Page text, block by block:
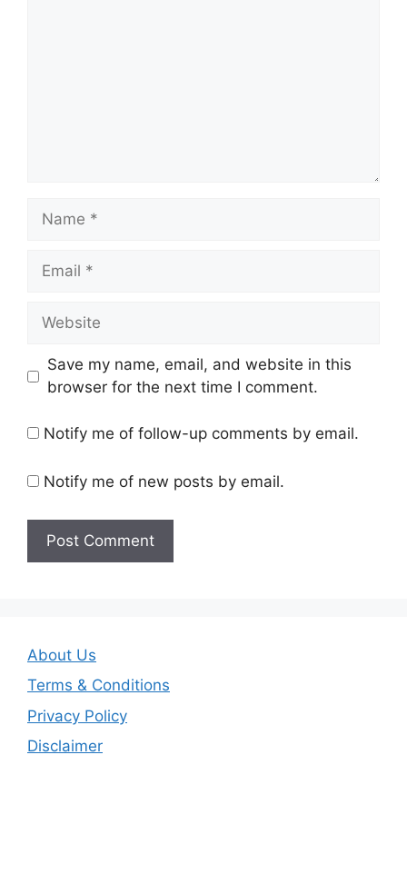
Name
Email
Website
Save my name, email, and website in this
browser for the next time I comment.
Notify me of follow-up comments by email.
Notify me of new posts by email.
About Us
Terms & Conditions
Privacy Policy
Disclaimer